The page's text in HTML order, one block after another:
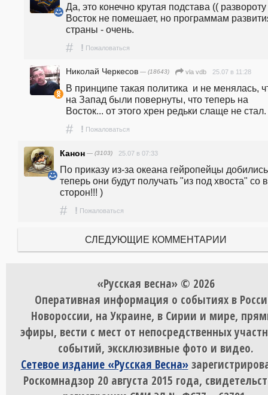
Да, это конечно крутая подстава ((
Восток не помешает, но программам
страны - очень.
# ! Пожаловаться
Николай Черкесов — (18643) vla vdb 25.07 в 11:28
В принципе такая политика  и не менялась,
на Запад были повернуты, что теперь на
Восток... от этого хрен редьки слаще не стал.
# ! Пожаловаться
Канон — (3103) 25.07 в 07:33
По приказу из-за океана гейропейцы
теперь они будут получать "из под хвоста" со
сторон!!! )
# ! Пожаловаться
СЛЕДУЮЩИЕ КОММЕНТАРИИ
«Русская весна» © 2026
Оперативная информация о событиях в
Новороссии, на Украине, в Сирии и мире,
эфиры, вести с мест от непосредственных
событий, эксклюзивные фото и видео.
Сетевое издание «Русская Весна»
Роскомнадзор 20 августа 2015 года,